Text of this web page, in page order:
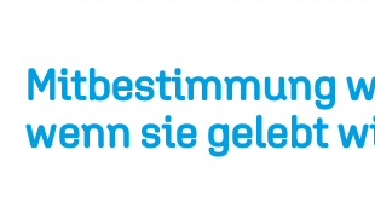
Mitbestimmung
wenn sie gelebt